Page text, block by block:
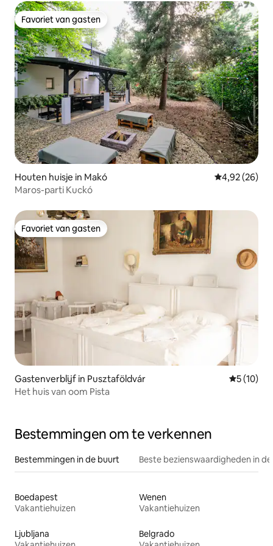
Favoriet van gasten
Favoriet van gasten
Houten huisje in Makó Gemiddelde
4,92 (26)
Maros-parti Kuckó
Favoriet van gasten
Favoriet van gasten
Gastenverblijf in Pusztaföldvár
5 (10)
Het huis van oom Pista
Bestemmingen om te verkennen
Bestemmingen in de buurt Beste bezienswaardigheden in
Boedapest
Vakantiehuizen
Wenen
Vakantiehuizen
Ljubljana
Belgrado